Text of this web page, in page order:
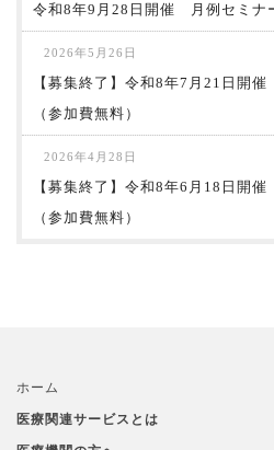
令和8年9月28日開催 月例セミナ
2026年5月26日
【募集終了】令和8年7月21日開
（参加費無料）
2026年4月28日
【募集終了】令和8年6月18日開
（参加費無料）
ホーム
医療関連サービスとは